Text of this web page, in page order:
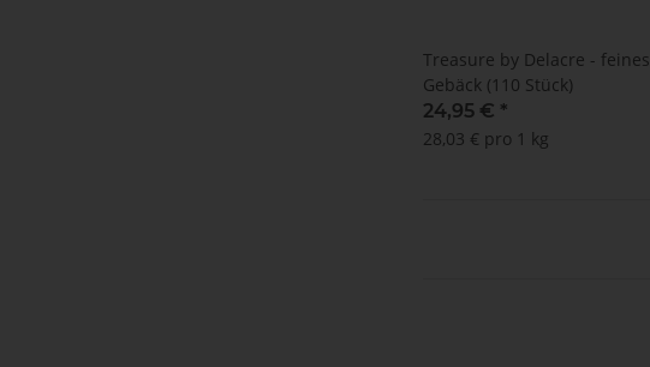
Treasure by Delacre - feines
Gebäck (110 Stück)
24,95 € *
28,03 € pro 1 kg